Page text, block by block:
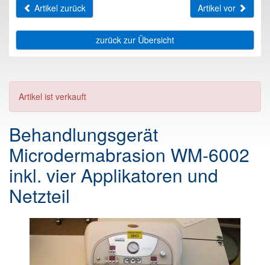
Artikel zurück
Artikel vor
zurück zur Übersicht
Artikel ist verkauft
Behandlungsgerät
Microdermabrasion WM-6002
inkl. vier Applikatoren und
Netzteil